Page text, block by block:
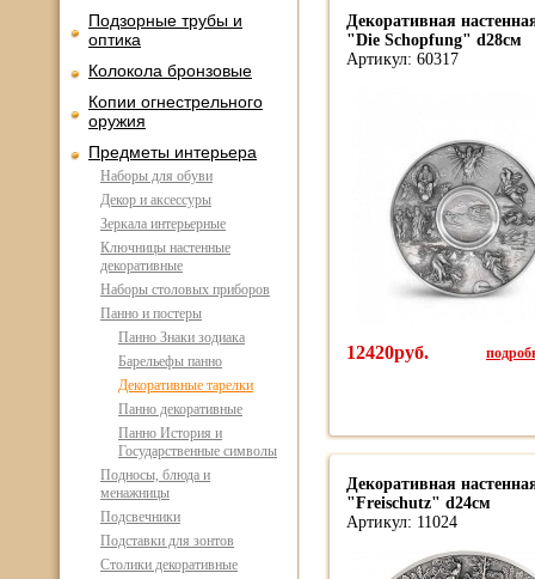
Подзорные трубы и
оптика
Колокола бронзовые
Копии огнестрельного
оружия
Предметы интерьера
Наборы для обуви
Декор и аксессуры
Зеркала интерьерные
Ключницы настенные
декоративные
Наборы столовых приборов
Панно и постеры
Панно Знаки зодиака
Барельефы панно
Декоративные тарелки
Панно декоративные
Панно История и
Государственные символы
Подносы, блюда и
менажницы
Подсвечники
Подставки для зонтов
Столики декоративные
Декоративная
"Die Schopfung" d28см
Артикул: 60317
12420руб.
Декоративная
"Freischutz" d24см
Артикул: 11024